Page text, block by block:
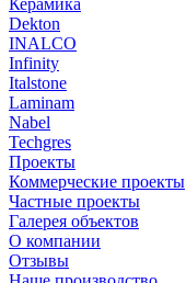
Керамика
Dekton
INALCO
Infinity
Italstone
Laminam
Nabel
Techgres
Проекты
Коммерческие проекты
Частные проекты
Галерея объектов
О компании
Отзывы